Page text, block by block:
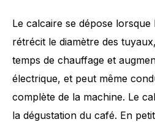
Le calcaire se dépose lorsque
rétrécit le diamètre des
temps de chauffage et
électrique, et peut même
complète de la machine. Le
la dégustation du café. En